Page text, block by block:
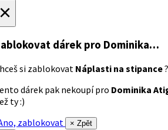
dárek pro Dominika…
si zablokovat Náplasti na stipance?
dárek pak nekoupí pro Dominika
ty :)
zablokovat
× Zpět